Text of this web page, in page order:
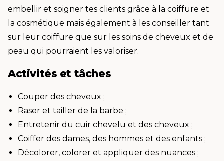
embellir et soigner tes clients grâce à la coiffure et
la cosmétique mais également à les conseiller tant
sur leur coiffure que sur les soins de cheveux et de
peau qui pourraient les valoriser.
Activités et tâches
Couper des cheveux ;
Raser et tailler de la barbe ;
Entretenir du cuir chevelu et des cheveux ;
Coiffer des dames, des hommes et des enfants ;
Décolorer, colorer et appliquer des nuances ;